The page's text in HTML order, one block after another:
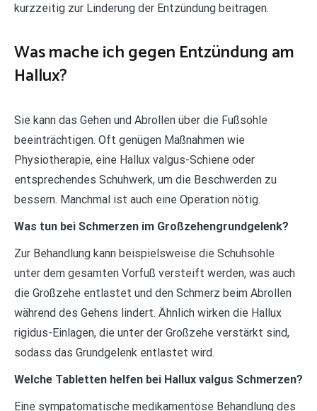
kurzzeitig zur Linderung der Entzündung beitragen.
Was mache ich gegen Entzündung am
Hallux?
Sie kann das Gehen und Abrollen über die Fußsohle
beeinträchtigen. Oft genügen Maßnahmen wie
Physiotherapie, eine Hallux valgus-Schiene oder
entsprechendes Schuhwerk, um die Beschwerden zu
bessern. Manchmal ist auch eine Operation nötig.
Was tun bei Schmerzen im Großzehengrundgelenk?
Zur Behandlung kann beispielsweise die Schuhsohle
unter dem gesamten Vorfuß versteift werden, was auch
die Großzehe entlastet und den Schmerz beim Abrollen
während des Gehens lindert. Ähnlich wirken die Hallux
rigidus-Einlagen, die unter der Großzehe verstärkt sind,
sodass das Grundgelenk entlastet wird.
Welche Tabletten helfen bei Hallux valgus Schmerzen?
Eine sympatomatische medikamentöse Behandlung des